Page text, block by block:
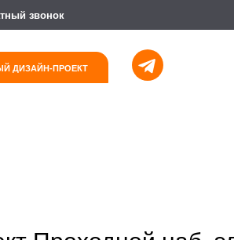
звонок
ДИЗАЙН-ПРОЕКТ